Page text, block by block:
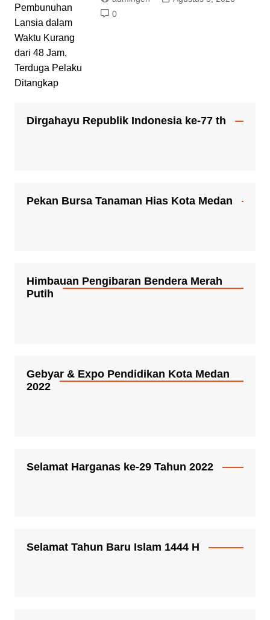
0
Dirgahayu Republik Indonesia ke-77 th
Pekan Bursa Tanaman Hias Kota Medan
Himbauan Pengibaran Bendera Merah
Putih
Gebyar & Expo Pendidikan Kota Medan
2022
Selamat Harganas ke-29 Tahun 2022
Selamat Tahun Baru Islam 1444 H